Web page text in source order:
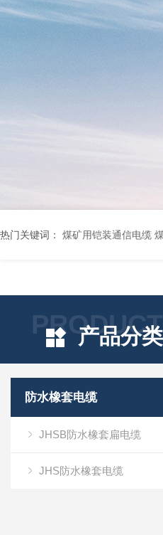
热门关键词： 煤矿用铠装通信电缆 煤矿用信号电缆 煤矿用通信电缆 矿用阻燃通信电缆 矿用监控
产品分类
防水橡套电缆
JHSB防水橡套扁电缆
JHS防水橡套电缆